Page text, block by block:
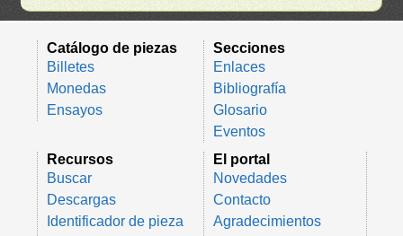
Catálogo de piezas
Billetes
Monedas
Ensayos
Secciones
Enlaces
Bibliografía
Glosario
Eventos
Recursos
Buscar
Descargas
Identificador de pieza
El portal
Novedades
Contacto
Agradecimientos